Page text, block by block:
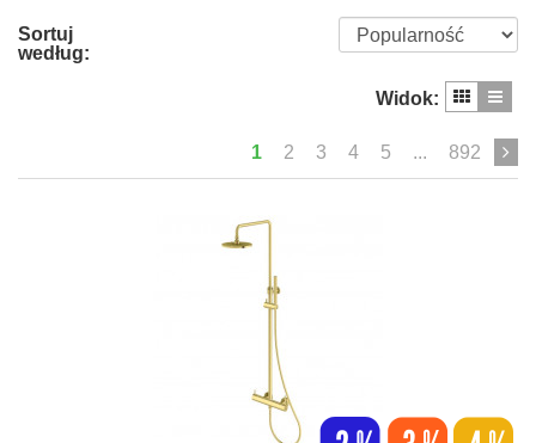
Sortuj
według:
Widok:
1 2 3 4 5 ... 892